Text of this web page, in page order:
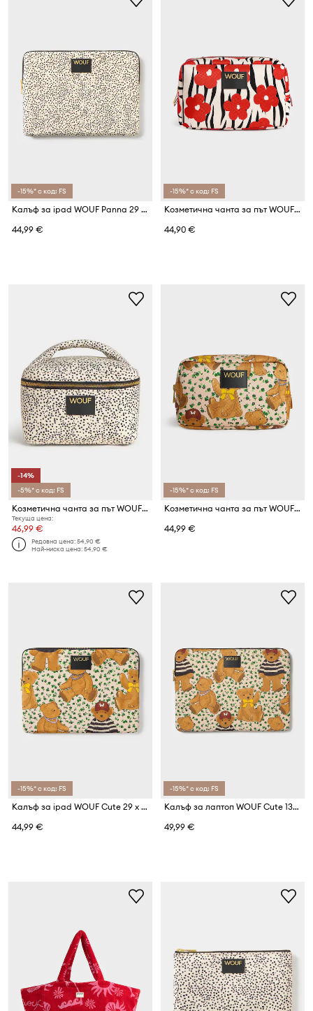
-15%* с код: FS
Калъф за ipad WOUF Panna 29 x 21 cm
44,99 €
-15%* с код: FS
Козметична чанта за път WOUF Wildflower 20 x 9,5 x 13 cm
44,90 €
-14%
-5%* с код: FS
Козметична чанта за път WOUF Panna 20 x 15 x 12 cm
Текуща цена:
46,99 €
Редовна цена:54,90 €
Най-ниска цена:54,90 €
-15%* с код: FS
Козметична чанта за път WOUF Cute 20 x 13 x 9,5 cm
44,99 €
-15%* с код: FS
Калъф за ipad WOUF Cute 29 x 21 x 2 cm
44,99 €
-15%* с код: FS
Калъф за лаптоп WOUF Cute 13" & 14"
49,99 €